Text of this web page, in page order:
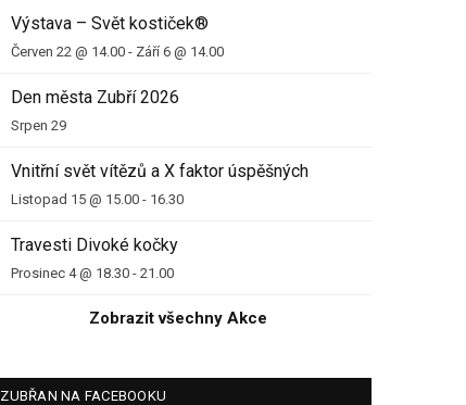
Výstava – Svět kostiček®
Červen 22 @ 14.00 - Září 6 @ 14.00
Den města Zubří 2026
Srpen 29
Vnitřní svět vítězů a X faktor úspěšných
Listopad 15 @ 15.00 - 16.30
Travesti Divoké kočky
Prosinec 4 @ 18.30 -21.00
Zobrazit všechny Akce
ZUBŘAN NA FACEBOOKU